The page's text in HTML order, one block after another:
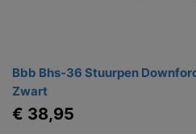
Bbb Bhs-36 Stuurpen
Zwart
€ 38,95